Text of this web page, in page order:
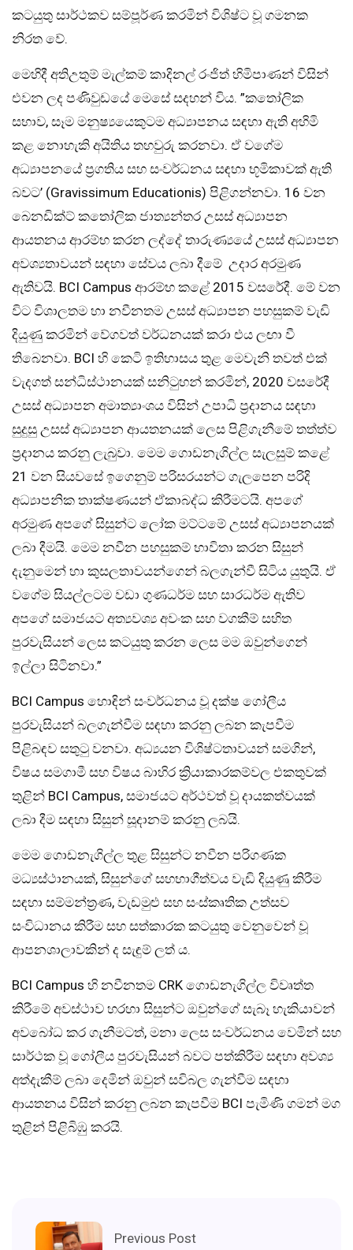
කටයුතු සාර්ථකව සම්පූර්ණ කරමින් විශිෂ්ට වූ ගමනක
නිරත වේ.
මෙහිදී අතිඋතුම් මැල්කම් කාදිනල් රංජිත් හිමිපාණන් විසින්
එවන ලද පණිවුඩයේ මෙසේ සදහන් විය. ”කතෝලික
සභාව, සෑම මනුෂ්‍යයෙකුටම අධ්‍යාපනය සඳහා ඇති අහිමි
කළ නොහැකි අයිතිය තහවුරු කරනවා. ඒ වගේම
අධ්‍යාපනයේ ප්‍රගතිය සහ සංවර්ධනය සඳහා භූමිකාවක් ඇති
බවට’ (Gravissimum Educationis) පිළිගන්නවා. 16 වන
බෙනඩික්ට් කතෝලික ජාත්‍යන්තර උසස් අධ්‍යාපන
ආයතනය ආරම්භ කරන ලද්දේ තාරුණ්‍යයේ උසස් අධ්‍යාපන
අවශ්‍යතාවයන් සඳහා සේවය ලබා දීමේ උදාර අරමුණ
ඇතිවයි. BCI Campus ආරම්භ කළේ 2015 වසරේදී. මේ වන
විට විශාලතම හා නවීනතම උසස් අධ්‍යාපන පහසුකම් වැඩි
දියුණු කරමින් වේගවත් වර්ධනයක් කරා එය ලඟා වී
තිබෙනවා. BCI හි කෙටි ඉතිහාසය තුළ මෙවැනි තවත් එක්
වැදගත් සන්ධිස්ථානයක් සනිටුහන් කරමින්, 2020 වසරේදී
උසස් අධ්‍යාපන අමාත්‍යාංශය විසින් උපාධි ප්‍රදානය සඳහා
සුදුසු උසස් අධ්‍යාපන ආයතනයක් ලෙස පිළිගැනීමේ තත්ත්ව
ප්‍රදානය කරනු ලැබුවා. මෙම ගොඩනැගිල්ල සැලසුම් කළේ
21 වන සියවසේ ඉගෙනුම් පරිසරයන්ට ගැලපෙන පරිදි
අධ්‍යාපනික තාක්ෂණයන් ඒකාබද්ධ කිරීමටයි. අපගේ
අරමුණ අපගේ සිසුන්ට ලෝක මට්ටමේ උසස් අධ්‍යාපනයක්
ලබා දීමයි. මෙම නවීන පහසුකම් භාවිතා කරන සිසුන්
දැනුමෙන් හා කුසලතාවයන්ගෙන් බලගැන්වී සිටිය යුතුයි. ඒ
වගේම සියල්ලටම වඩා ගුණධර්ම සහ සාරධර්ම ඇතිව
අපගේ සමාජයට අත්‍යවශ්‍ය අවංක සහ වගකීම් සහිත
පුරවැසියන් ලෙස කටයුතු කරන ලෙස මම ඔවුන්ගෙන්
ඉල්ලා සිටිනවා.”
BCI Campus හොඳින් සංවර්ධනය වූ දක්ෂ ගෝලීය
පුරවැසියන් බලගැන්වීම සඳහා කරනු ලබන කැපවීම
පිළිබඳව සතුටු වනවා. අධ්‍යයන විශිෂ්ටතාවයන් සමගින්,
විෂය සමගාමී සහ විෂය බාහිර ක්‍රියාකාරකම්වල එකතුවක්
තුළින් BCI Campus, සමාජයට අර්ථවත් වූ දායකත්වයක්
ලබා දීම සඳහා සිසුන් සූදානම් කරනු ලබයි.
මෙම ගොඩනැගිල්ල තුළ සිසුන්ට නවීන පරිගණක
මධ්‍යස්ථානයක්, සිසුන්ගේ සහභාගීත්වය වැඩි දියුණු කිරීම
සඳහා සම්මන්ත්‍රණ, වැඩමුළු සහ සංස්කෘතික උත්සව
සංවිධානය කිරීම සහ සත්කාරක කටයුතු වෙනුවෙන් වූ
ආපනශාලාවකින් ද සැඳුම් ලත් ය.
BCI Campus හි නවීනතම CRK ගොඩනැගිල්ල විවෘත්ත
කිරීමේ අවස්ථාව හරහා සිසුන්ට ඔවුන්ගේ සැබෑ හැකියාවන්
අවබෝධ කර ගැනීමටත්, මනා ලෙස සංවර්ධනය වෙමින් සහ
සාර්ථක වූ ගෝලීය පුරවැසියන් බවට පත්කිරීම සඳහා අවශ්‍ය
අත්දැකීම් ලබා දෙමින් ඔවුන් සවිබල ගැන්වීම සඳහා
ආයතනය විසින් කරනු ලබන කැපවීම BCI පැමිණි ගමන් මග
තුළින් පිළිබිඹු කරයි.
Previous Post